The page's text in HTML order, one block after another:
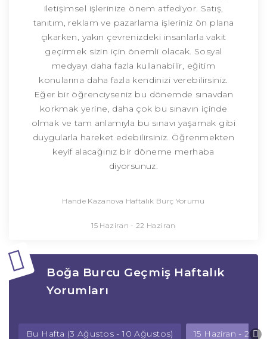
iletişimsel işlerinize önem atfediyor. Satış,
tanıtım, reklam ve pazarlama işleriniz ön plana
çıkarken, yakın çevrenizdeki insanlarla vakit
geçirmek sizin için önemli olacak. Sosyal
medyayı daha fazla kullanabilir, eğitim
konularına daha fazla kendinizi verebilirsiniz.
Eğer bir öğrenciyseniz bu dönemde sınavdan
korkmak yerine, daha çok bu sınavın içinde
olmak ve tam anlamıyla bu sınavı yaşamak gibi
duygularla hareket edebilirsiniz. Öğrenmekten
keyif alacağınız bir döneme merhaba
diyorsunuz.
Hande Kazanova Haftalık Burç Yorumu
15 Haziran - 22 Haziran
Boğa Burcu Geçmiş Haftalık
Yorumları
Bu Hafta (3 Ağustos - 10 Ağustos) 15 Haziran - 22